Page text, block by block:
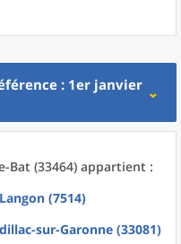
: 1er janvier
Bat (33464) appartient :
Langon (7514)
sur-Garonne (33081)